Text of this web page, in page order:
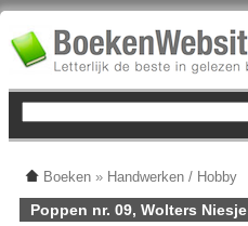
Boeken » Handwerken / Hobby
Poppen nr. 09, Wolters Niesje